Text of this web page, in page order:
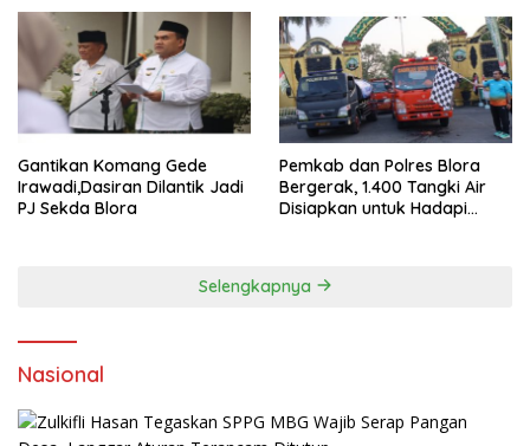
Gantikan Komang Gede
Irawadi,Dasiran Dilantik Jadi
PJ Sekda Blora
Pemkab dan Polres Blora
Bergerak, 1.400 Tangki Air
Disiapkan untuk Hadapi
Selengkapnya
Nasional